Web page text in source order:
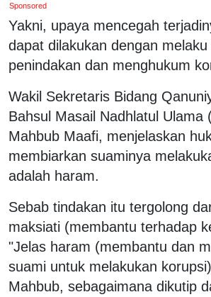
Sponsored
Yakni, upaya mencegah
dapat dilakukan dengan melaku
penindakan dan menghukum
Wakil Sekretaris Bidang
Bahsul Masail Nadhlatul Ulama
Mahbub Maafi, menjelaskan
membiarkan suaminya
adalah haram.
Sebab tindakan itu tergolong
maksiati (membantu terhadap
"Jelas haram (membantu dan
suami untuk melakukan
Mahbub, sebagaimana dikutip